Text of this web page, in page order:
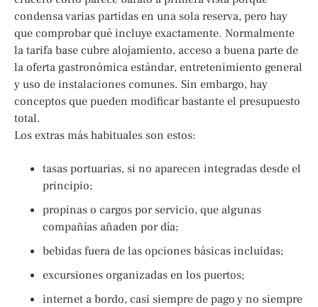
condensa varias partidas en una sola reserva, pero hay
que comprobar qué incluye exactamente. Normalmente
la tarifa base cubre alojamiento, acceso a buena parte de
la oferta gastronómica estándar, entretenimiento general
y uso de instalaciones comunes. Sin embargo, hay
conceptos que pueden modificar bastante el presupuesto
total.
Los extras más habituales son estos:
tasas portuarias, si no aparecen integradas desde el
principio;
propinas o cargos por servicio, que algunas
compañías añaden por día;
bebidas fuera de las opciones básicas incluidas;
excursiones organizadas en los puertos;
internet a bordo, casi siempre de pago y no siempre